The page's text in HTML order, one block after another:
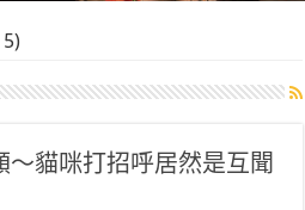
～貓咪打招呼居然是互聞